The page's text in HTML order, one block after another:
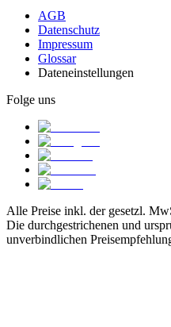
AGB
Datenschutz
Impressum
Glossar
Dateneinstellungen
Folge uns
Alle Preise inkl. der gesetzl.
Die durchgestrichenen und
unverbindlichen